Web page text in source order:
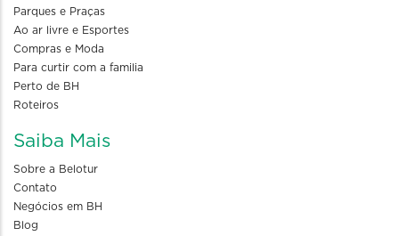
Parques e Praças
Ao ar livre e Esportes
Compras e Moda
Para curtir com a familia
Perto de BH
Roteiros
Saiba Mais
Sobre a Belotur
Contato
Negócios em BH
Blog